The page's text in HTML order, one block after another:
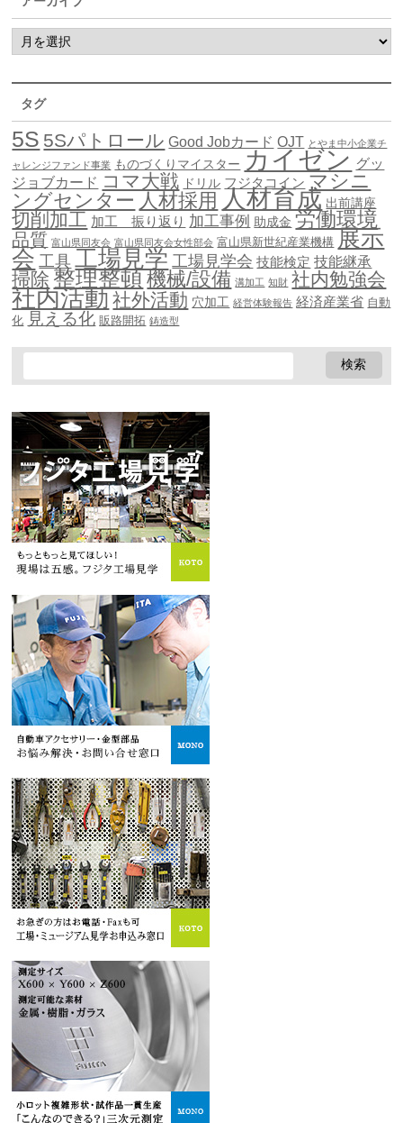
タグ
5S 5Sパトロール Good Jobカード OJT とやま中小企業チ
ャレンジファンド事業 ものづくりマイスター カイゼン グッ
ジョブカード コマ大戦 ドリル フジタコイン マシニ
ングセンター 人材採用 人材育成 出前講座
切削加工 加工 振り返り 加工事例 助成金 労働環境
品質 富山県同友会 富山県同友会女性部会 富山県新世紀産業機構 展示
会 工具 工場見学 工場見学会 技能検定 技能継承
掃除 整理整頓機械/設備 溝加工 知財 社内勉強会
社内活動社外活動 穴加工 経営体験報告 経済産業省 自動
化 見える化 販路開拓 鋳造型